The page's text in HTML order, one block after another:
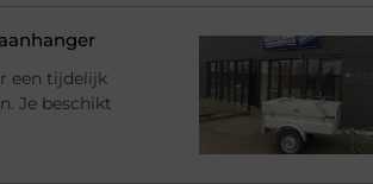
een tijdelijk
Je beschikt